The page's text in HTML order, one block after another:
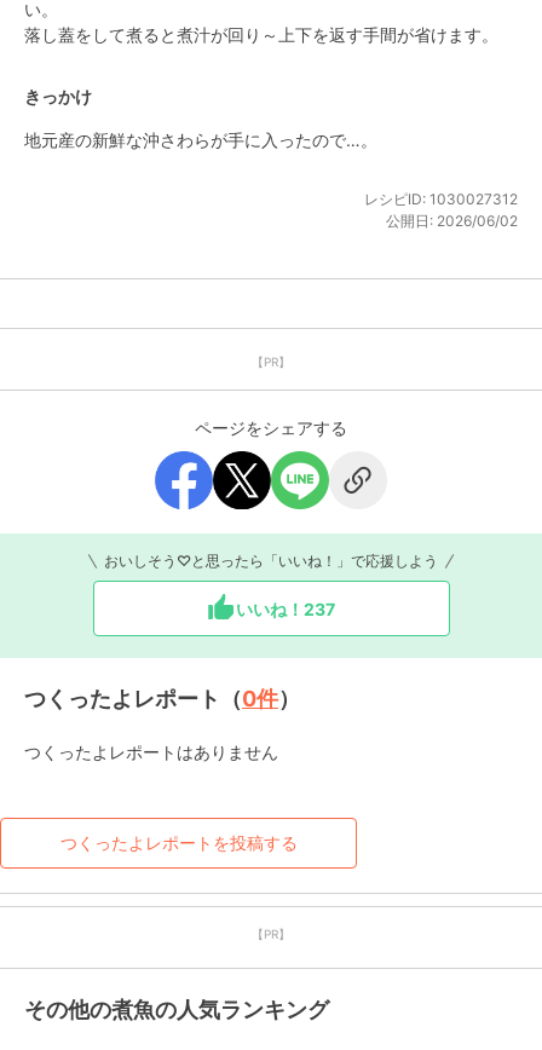
い。
落し蓋をして煮ると煮汁が回り～上下を返す手間が省けます。
きっかけ
地元産の新鮮な沖さわらが手に入ったので…。
レシピID: 1030027312
公開日: 2026/06/02
【PR】
ページをシェアする
おいしそう♡と思ったら「いいね！」で応援しよう
いいね！ 237
つくったよレポート（0件）
つくったよレポートはありません
つくったよレポートを投稿する
【PR】
その他の煮魚の人気ランキング